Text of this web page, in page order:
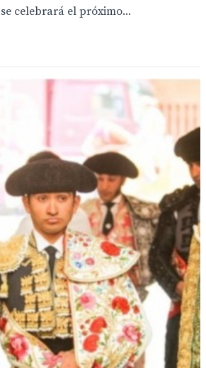
celebrará el próximo...